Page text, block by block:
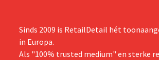
Sinds 2009 is RetailDetail hét
in Europa.
Als "100% trusted medium" en sterke